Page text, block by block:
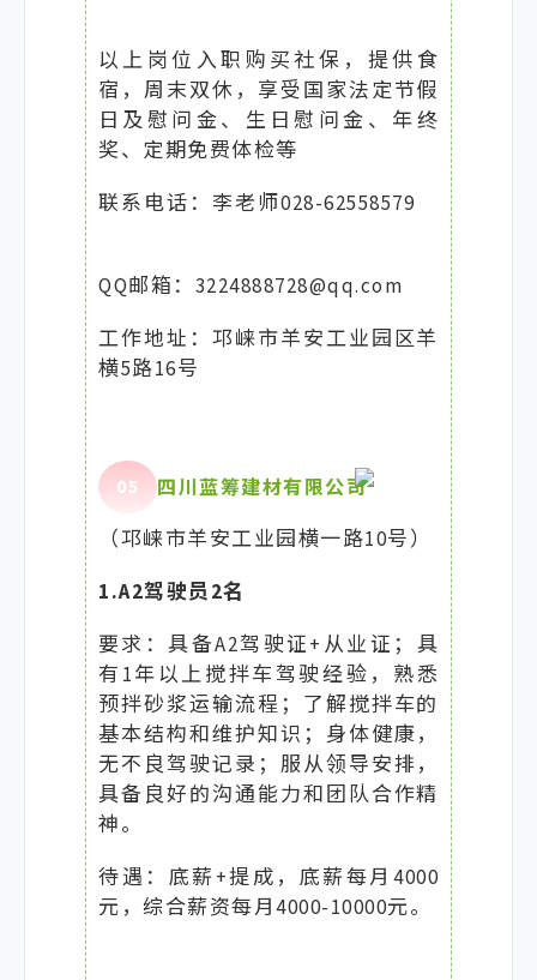
以上岗位入职购买社保，提供食
宿，周末双休，享受国家法定节假
日及慰问金、生日慰问金、年终
奖、定期免费体检等
联系电话：李老师028-62558579
QQ邮箱：3224888728@qq.com
工作地址：邛崃市羊安工业园区羊
横5路16号
05 四川蓝筹建材有限公司
（邛崃市羊安工业园横一路10号）
1.A2驾驶员2名
要求：具备A2驾驶证+从业证；具
有1年以上搅拌车驾驶经验，熟悉
预拌砂浆运输流程；了解搅拌车的
基本结构和维护知识；身体健康，
无不良驾驶记录；服从领导安排，
具备良好的沟通能力和团队合作精
神。
待遇：底薪+提成，底薪每月4000
元，综合薪资每月4000-10000元。